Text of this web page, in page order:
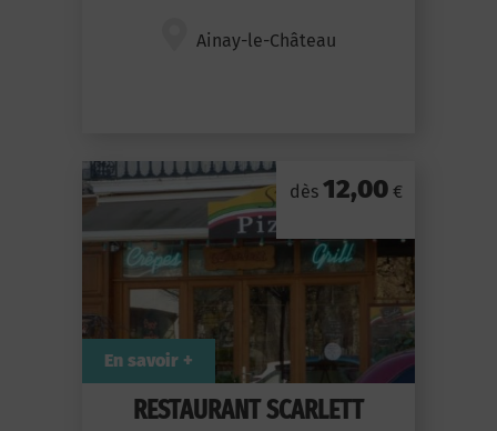
Ainay-le-Château
RESTAURANT SCARLETT
dès 12,00€
En savoir +